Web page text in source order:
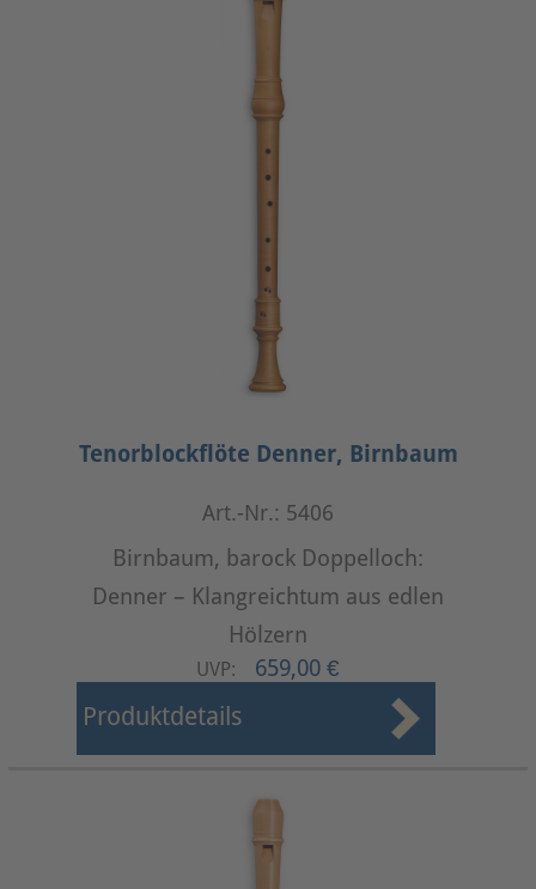
Tenorblockflöte Denner, Birnbaum
Art.-Nr.: 5406
Birnbaum, barock Doppelloch:
Denner – Klangreichtum aus edlen
Hölzern
UVP: 659,00 €
Produktdetails